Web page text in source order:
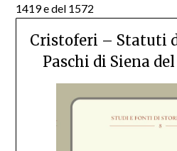
1419 e del 1572
Cristoferi – Statuti
Paschi di Siena del